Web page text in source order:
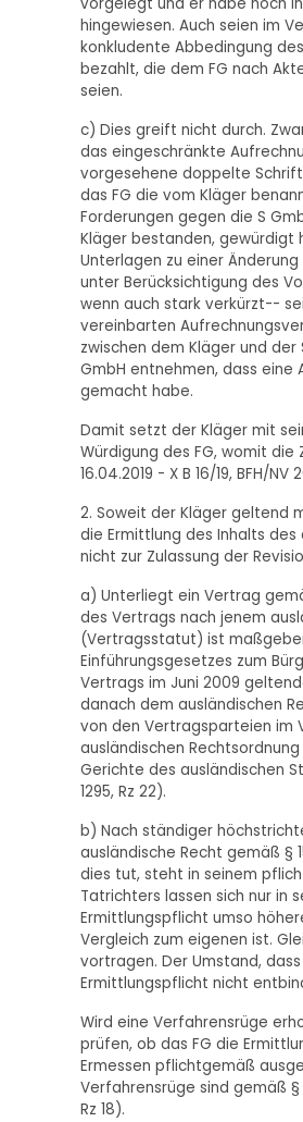
vorgelegt und er habe noch
hingewiesen. Auch seien im
konkludente Abbedingung
bezahlt, die dem FG nach
seien.
c) Dies greift nicht durch.
das eingeschränkte
vorgesehene doppelte
das FG die vom Kläger
Forderungen gegen die S
Kläger bestanden, gewürdigt
Unterlagen zu einer
unter Berücksichtigung des
wenn auch stark verkürzt--
vereinbarten
zwischen dem Kläger und
GmbH entnehmen, dass eine
gemacht habe.
Damit setzt der Kläger mit
Würdigung des FG, womit die
16.04.2019 - X B 16/19, BFH/NV
2. Soweit der Kläger geltend
die Ermittlung des Inhalts
nicht zur Zulassung der
a) Unterliegt ein Vertrag
des Vertrags nach jenem
(Vertragsstatut) ist
Einführungsgesetzes zum
Vertrags im Juni 2009
danach dem ausländischen
von den Vertragsparteien im
ausländischen
Gerichte des ausländischen
1295, Rz 22).
b) Nach ständiger
ausländische Recht gemäß §
dies tut, steht in seinem
Tatrichters lassen sich nur in
Ermittlungspflicht umso
Vergleich zum eigenen ist.
vortragen. Der Umstand,
Ermittlungspflicht nicht
Wird eine Verfahrensrüge
prüfen, ob das FG die
Ermessen pflichtgemäß
Verfahrensrüge sind gemäß §
Rz 18).